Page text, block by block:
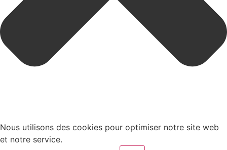
Nous utilisons des cookies pour optimiser notre site web
et notre service.